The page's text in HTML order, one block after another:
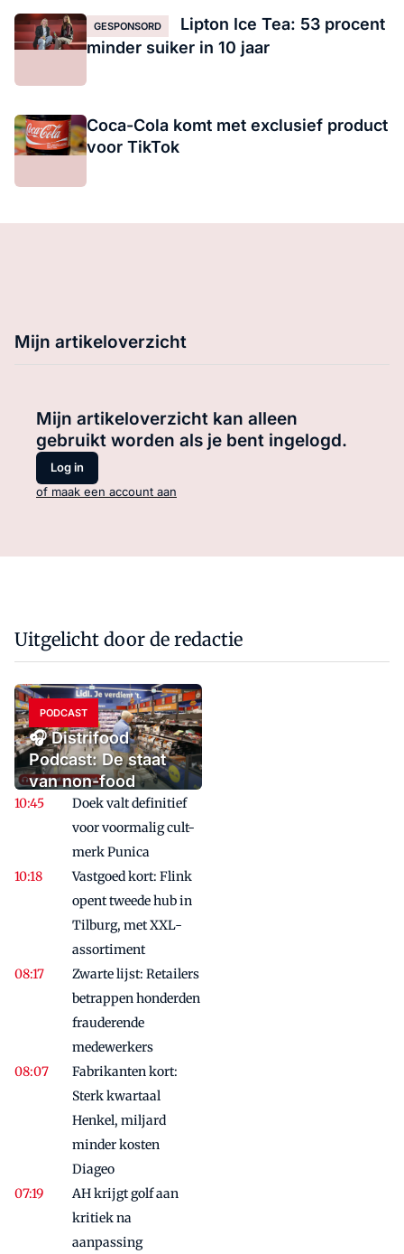
GESPONSORD
Lipton Ice Tea: 53 procent
minder suiker in 10 jaar
Coca-Cola komt met exclusief product
voor TikTok
Mijn artikeloverzicht
Mijn artikeloverzicht kan alleen
gebruikt worden als je bent ingelogd.
Log in
of maak een account aan
Uitgelicht door de redactie
PODCAST
🎧 Distrifood
Podcast: De staat
van non-food
Doek valt definitief
voor voormalig cult-
merk Punica
Vastgoed kort: Flink
opent tweede hub in
Tilburg, met XXL-
assortiment
Zwarte lijst: Retailers
betrappen honderden
frauderende
medewerkers
Fabrikanten kort:
Sterk kwartaal
Henkel, miljard
minder kosten
Diageo
AH krijgt golf aan
kritiek na
aanpassing